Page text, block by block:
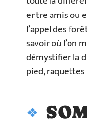
entre amis ou
l’appel des
savoir où l’on
démystifier la
pied,